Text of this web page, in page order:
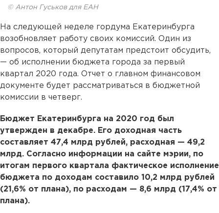
© Антон Гуськов для ЕАН
На следующей неделе гордума Екатеринбурга
возобновляет работу своих комиссий. Один из
вопросов, который депутатам предстоит обсудить,
— об исполнении бюджета города за первый
квартал 2020 года. Отчет о главном финансовом
документе будет рассматриваться в бюджетной
комиссии в четверг.
Бюджет Екатеринбурга на 2020 год был
утвержден в декабре. Его доходная часть
составляет 47,4 млрд рублей, расходная — 49,2
млрд. Согласно информации на сайте мэрии, по
итогам первого квартала фактическое исполнение
бюджета по доходам составило 10,2 млрд рублей
(21,6% от плана), по расходам — 8,6 млрд (17,4% от
плана).